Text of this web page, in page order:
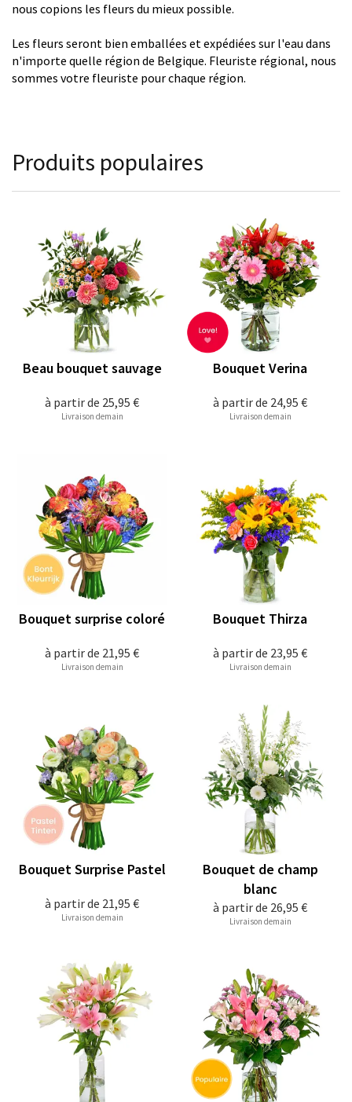
nous copions les fleurs du mieux possible.
Les fleurs seront bien emballées et expédiées sur l'eau dans
n'importe quelle région de Belgique. Fleuriste régional, nous
sommes votre fleuriste pour chaque région.
Produits populaires
à partir de 25,95 €
Beau bouquet sauvage
Livraison demain
à partir de 24,95 €
Bouquet Verina
Livraison demain
à partir de 21,95 €
Bouquet surprise coloré
Livraison demain
à partir de 23,95 €
Bouquet Thirza
Livraison demain
à partir de 21,95 €
Bouquet Surprise Pastel
Livraison demain
à partir de 26,95 €
Bouquet de champ
blanc
Livraison demain